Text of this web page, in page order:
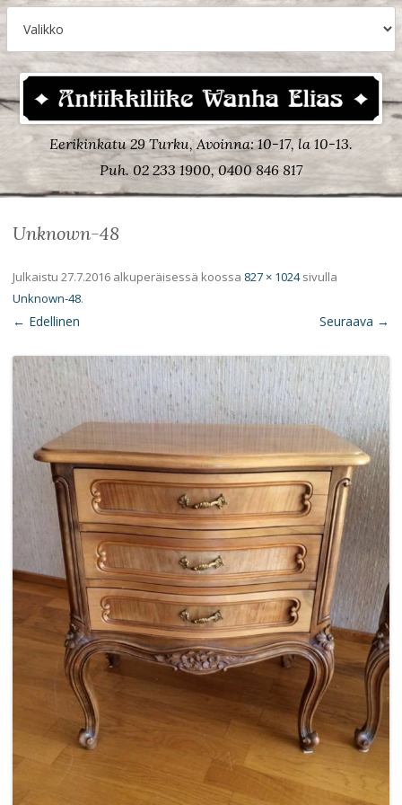
Eerikinkatu 29 Turku, Avoinna: 10-17, la 10-13.
Puh. 02 233 1900, 0400 846 817
Unknown-48
Julkaistu 27.7.2016 alkuperäisessä koossa 827 × 1024sivulla
Unknown-48.
← Edellinen Seuraava →